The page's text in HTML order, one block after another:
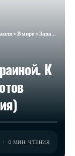
>В мире>Запад просчитался с Украиной. К такому он оказался не готов (Business Insider, Германия)
К
0 МИН. ЧТЕНИЯ